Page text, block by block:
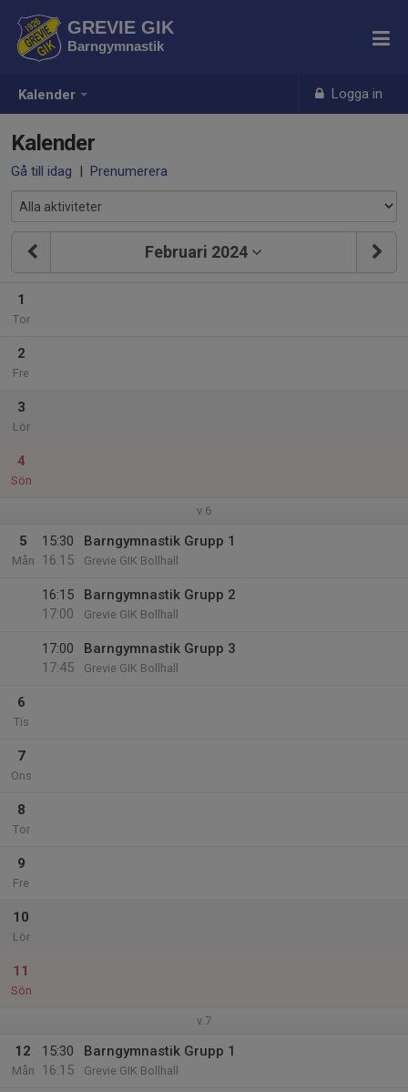
Kalender Logga in
GREVIE GIK
Barngymnastik
Kalender
Gå till idag | Prenumerera
Februari 2024
1
Tor
2
Fre
3
Lör
4
Sön
v.6
5
Mån
15:30
16:15
Barngymnastik Grupp 1
Grevie GIK Bollhall
16:15
17:00
Barngymnastik Grupp 2
Grevie GIK Bollhall
17:00
17:45
Barngymnastik Grupp 3
Grevie GIK Bollhall
6
Tis
7
Ons
8
Tor
9
Fre
10
Lör
11
Sön
v.7
12
Mån
15:30
16:15
Barngymnastik Grupp 1
Grevie GIK Bollhall